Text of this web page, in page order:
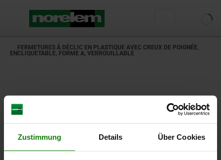
Zustimmung Details Über Cookies
FERMETURES À DÉCLIC EN PLASTIQUE AVEC CREUX DE POIGNÉE,
ENCLIQUETABLE, FORME A, VERROUILLABLE